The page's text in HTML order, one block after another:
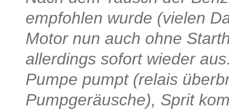
empfohlen wurde (vielen
Motor nun auch ohne
allerdings sofort wieder
Pumpe pumpt (relais
Pumpgeräusche), Sprit